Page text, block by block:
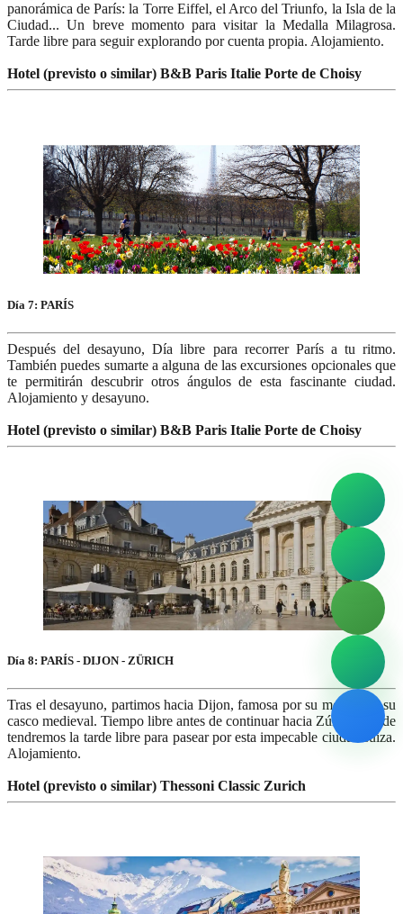
panorámica de París: la Torre Eiffel, el Arco del Triunfo, la Isla de la
Ciudad... Un breve momento para visitar la Medalla Milagrosa.
Tarde libre para seguir explorando por cuenta propia. Alojamiento.
Hotel (previsto o similar) B&B Paris Italie Porte de Choisy
Día 7: PARÍS
Después del desayuno, Día libre para recorrer París a tu ritmo.
También puedes sumarte a alguna de las excursiones opcionales que
te permitirán descubrir otros ángulos de esta fascinante ciudad.
Alojamiento y desayuno.
Hotel (previsto o similar) B&B Paris Italie Porte de Choisy
Día 8: PARÍS - DIJON - ZÜRICH
Tras el desayuno, partimos hacia Dijon, famosa por su mostaza y su
casco medieval. Tiempo libre antes de continuar hacia Zúrich, donde
tendremos la tarde libre para pasear por esta impecable ciudad suiza.
Alojamiento.
Hotel (previsto o similar) Thessoni Classic Zurich